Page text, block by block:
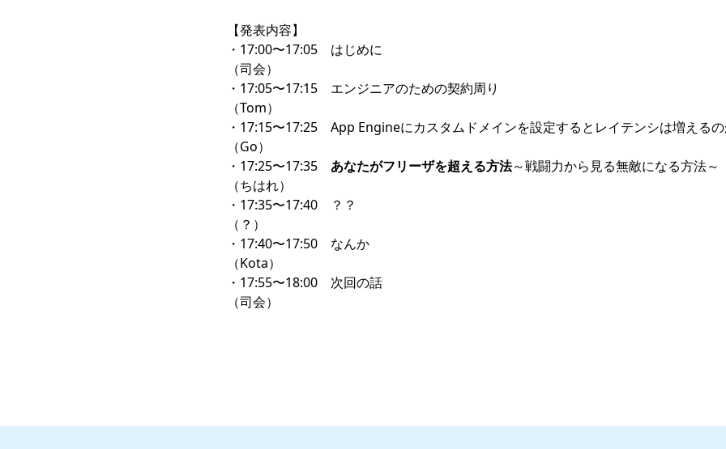
【発表内容】
・17:00〜17:05 はじめに
（司会）
・17:05〜17:15 エンジニアのための契約周り
（Tom）
・17:15〜17:25 App Engineにカスタムドメインを設定するとレイテンシは増える
（Go）
・17:25〜17:35 あなたがフリーザを超える方法～戦闘力から見る無敵になる方法～
（ちはれ）
・17:35〜17:40 ？？
（？）
・17:40〜17:50 なんか
（Kota）
・17:55〜18:00 次回の話
（司会）